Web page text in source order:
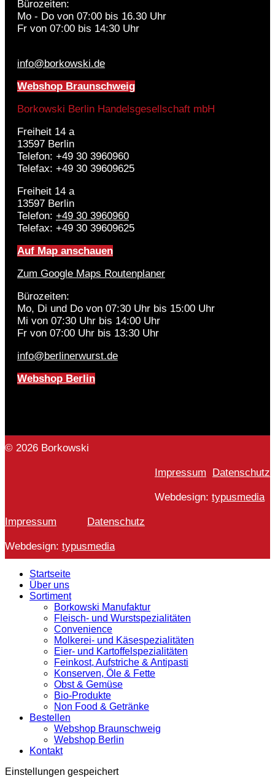
Bürozeiten:
Mo - Do von 07:00 bis 16.30 Uhr
Fr von 07:00 bis 14:30 Uhr
info@borkowski.de
Webshop Braunschweig
Borkowski Berlin Handelsgesellschaft mbH
Freiheit 14 a
13597 Berlin
Telefon: +49 30 3960960
Telefax: +49 30 39609625
Freiheit 14 a
13597 Berlin
Telefon: +49 30 3960960
Telefax: +49 30 39609625
Auf Map anschauen
Zum Google Maps Routenplaner
Bürozeiten:
Mo, Di und Do von 07:30 Uhr bis 15:00 Uhr
Mi von 07:30 Uhr bis 14:00 Uhr
Fr von 07:00 Uhr bis 13:30 Uhr
info@berlinerwurst.de
Webshop Berlin
© 2026 Borkowski
Impressum Datenschutz
Webdesign: typusmedia
Impressum Datenschutz
Webdesign: typusmedia
Startseite
Über uns
Sortiment
Borkowski Manufaktur
Fleisch- und Wurstspezialitäten
Convenience
Molkerei- und Käsespezialitäten
Eier- und Kartoffelspezialitäten
Feinkost, Aufstriche & Antipasti
Konserven, Öle & Fette
Obst & Gemüse
Bio-Produkte
Non Food & Getränke
Bestellen
Webshop Braunschweig
Webshop Berlin
Kontakt
Einstellungen gespeichert